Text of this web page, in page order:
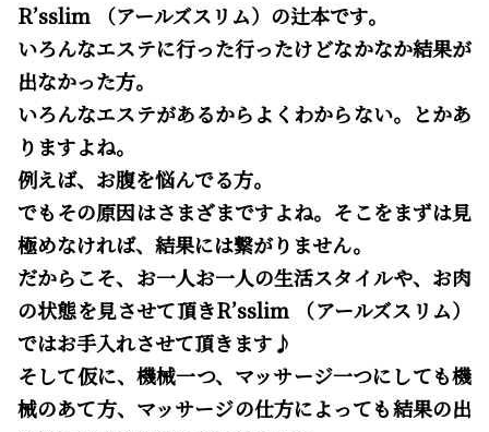
R’sslim （アールズスリム）の辻本です。
いろんなエステに行った行ったけどなかなか結果が
出なかった方。
いろんなエステがあるからよくわからない。とかあ
りますよね。
例えば、お腹を悩んでる方。
でもその原因はさまざまですよね。そこをまずは見
極めなければ、結果には繋がりません。
だからこそ、お一人お一人の生活スタイルや、お肉
の状態を見させて頂きR’sslim （アールズスリム）
ではお手入れさせて頂きます♪
そして仮に、機械一つ、マッサージ一つにしても機
械のあて方、マッサージの仕方によっても結果の出